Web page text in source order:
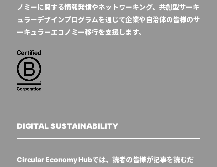
ノミーに関する情報発信やネットワーキング、共創型サーキ
ュラーデザインプログラムを通じて企業や自治体の皆様のサ
ーキュラーエコノミー移行を支援します。
DIGITAL SUSTAINABILITY
Circular Economy Hubでは、読者の皆様が記事を読むだ